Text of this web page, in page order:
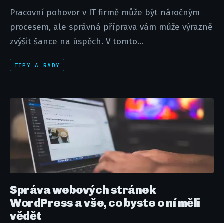
Pracovní pohovor v IT firmě může být náročným
procesem, ale správná příprava vám může výrazně
zvýšit šance na úspěch. V tomto...
TIPY A RADY
Správa webových stránek
WordPress a vše, co byste o ní měli
vědět